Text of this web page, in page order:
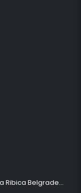
Šetač HOLO srednji silikonska Ribica Belgrade Walker